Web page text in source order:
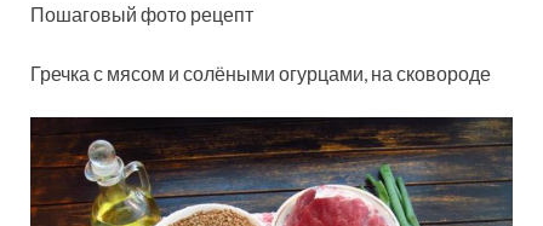
Пошаговый фото рецепт
Гречка с мясом и солёными огурцами, на сковороде